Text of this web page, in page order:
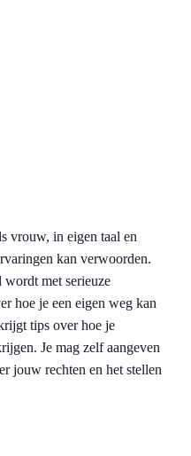
vrouw, in eigen taal en
kan verwoorden.
wordt met serieuze
hoe je een eigen weg kan
tips over hoe je
Je mag zelf aangeven
jouw rechten en het stellen